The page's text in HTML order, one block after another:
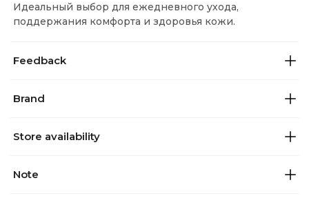
Идеальный выбор для ежедневного ухода,
поддержания комфорта и здоровья кожи.
Feedback
Brand
Store availability
Note